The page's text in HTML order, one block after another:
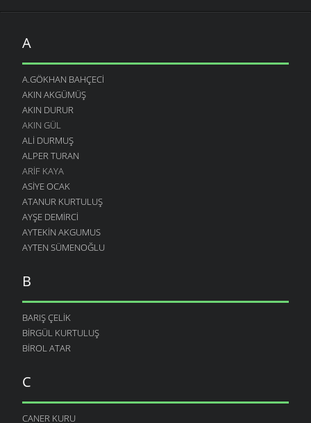
A
A.GÖKHAN BAHÇECI
AKIN AKGÜMÜŞ
AKIN DURUR
AKIN GÜL
ALI DURMUŞ
ALPER TURAN
ARIF KAYA
ASIYE OCAK
ATANUR KURTULUŞ
AYŞE DEMIRCI
AYTEKIN AKGUMUS
AYTEN SÜMENOĞLU
B
BARIŞ ÇELIK
BIRGÜL KURTULUŞ
BIROL ATAR
C
CANER KURU